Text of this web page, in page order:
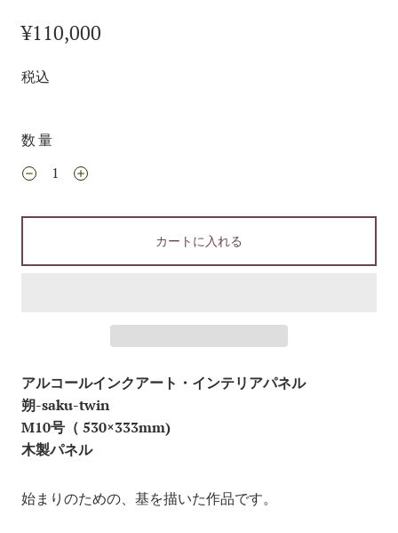
¥110,000
税込
数量
カートに入れる
アルコールインクアート・インテリアパネル
朔-saku-twin
M10号（ 530×333mm)
木製パネル
始まりのための、基を描いた作品です。